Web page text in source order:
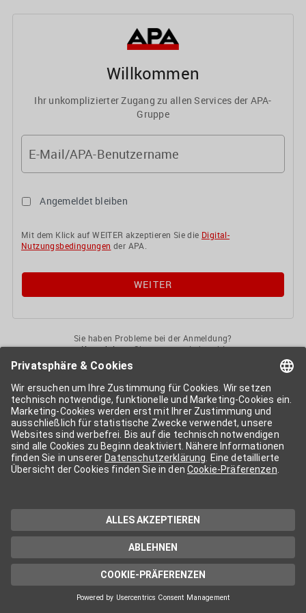
Willkommen
Ihr unkomplizierter Zugang zu allen Services der APA-
Gruppe
E-Mail/APA-Benutzername
Angemeldet bleiben
Mit dem Klick auf WEITER akzeptieren Sie die Digital-
Nutzungsbedingungen der APA.
Sie haben Probleme bei der Anmeldung?
KontaktierenSie uns gerne jederzeit!
APA-User
Services der APA-Gruppe. Für die Nutzung der einzelnen Anwendungen
kann eine weitere Freischaltung nötig sein. Kosten fallen nur nach einer
Bestellung und genauer Kosteninformation an.
Wenn nicht anders erwähnt, gelten dieAllgemeinen
Geschäftsbedingungender APA - Austria Presse Agentur.
Die von Ihnen angegebenen Daten werden ausschließlich für die
Zwecke der Demo-Nutzung bzw. des Vertragsverhältnisses genutzt.
Eine darüber hinaus gehende oder andersartige Verwendung ist nur mit
technischen Support stehen wir Ihnen jederzeit gerne zur Verfügung.
Datenschutzerklärung
Cookie-Präferenzen